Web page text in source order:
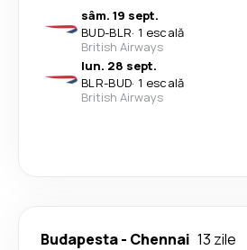
sâm. 19 sept.
BUD-BLR· 1 escală
British Airways
lun. 28 sept.
BLR-BUD· 1 escală
British Airways
Budapesta- Chennai 13 zile